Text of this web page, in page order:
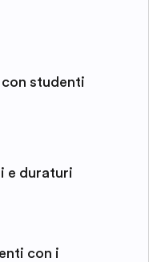
studenti
e duraturi
con i